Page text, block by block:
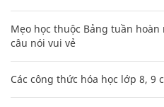
Mẹo học thuộc Bảng tuần
câu nói vui vẻ
Các công thức hóa học lớp 8, 9